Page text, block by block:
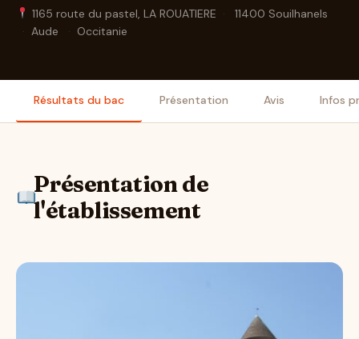
1165 route du pastel, LA ROUATIERE ·
11400 Souilhanels
· Aude · Occitanie
Résultats du bac Présentation Avis Infos
Présentation de
l'établissement